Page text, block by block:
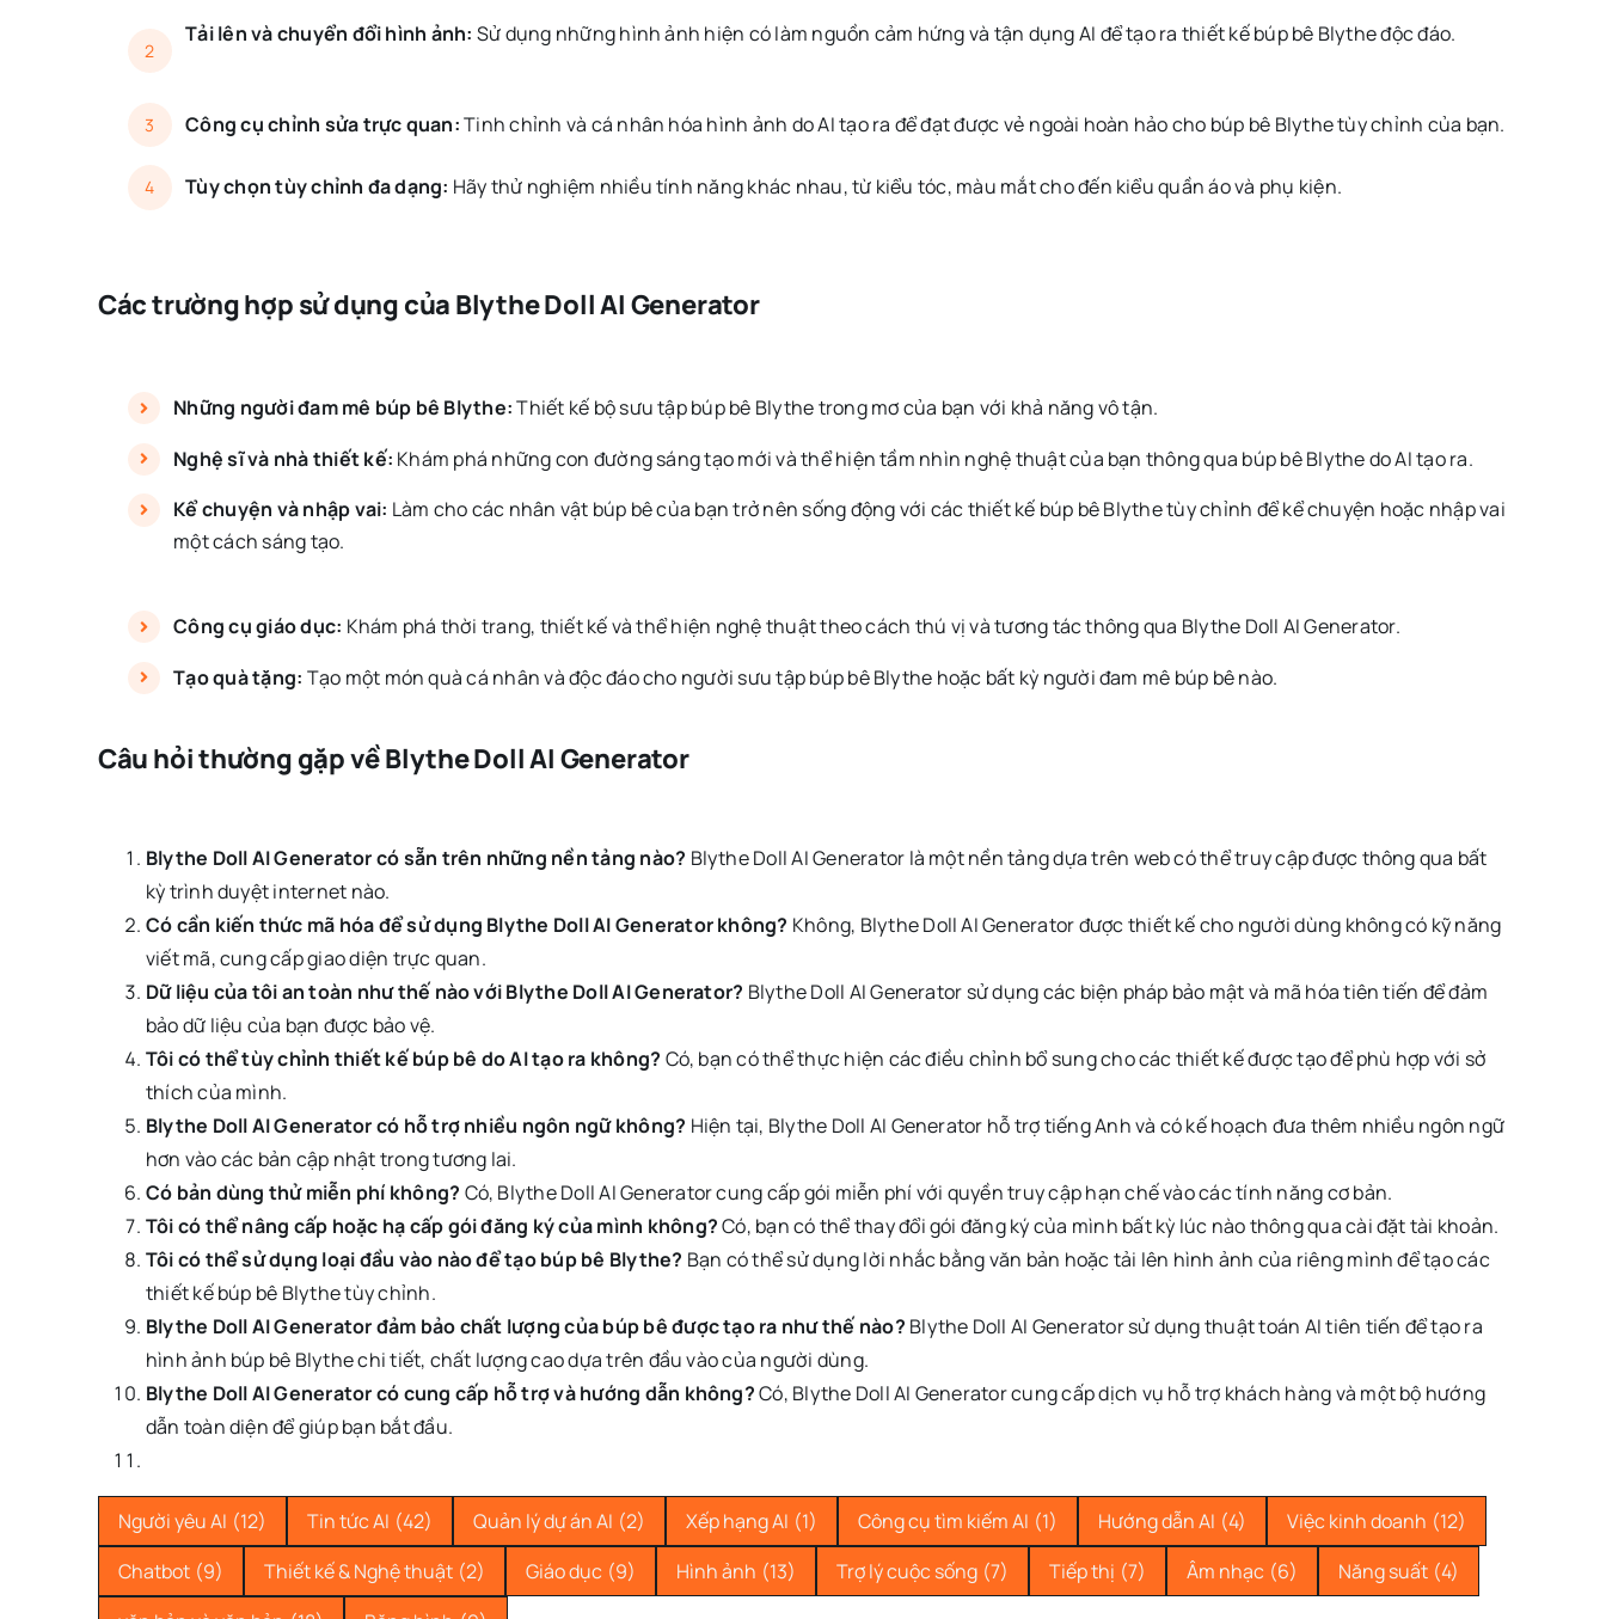
2
Tải lên và chuyển đổi hình ảnh: Sử dụng những hình ảnh hiện có làm nguồn cảm hứng và tận dụng AI để tạo ra thiết kế búp bê Blythe độc đáo.
3 Công cụ chỉnh sửa trực quan:Tinh chỉnh và cá nhân hóa hình ảnh do AI tạo ra để đạt được vẻ ngoài hoàn hảo cho búp bê Blythe tùy chỉnh của bạn.
4 Tùy chọn tùy chỉnh đa dạng: Hãy thử nghiệm nhiều tính năng khác nhau, từ kiểu tóc, màu mắt cho đến kiểu quần áo và phụ kiện.
Các trường hợp sử dụng của Blythe Doll AI Generator
Những người đam mê búp bê Blythe:Thiết kế bộ sưu tập búp bê Blythe trong mơ của bạn với khả năng vô tận.
Nghệ sĩ và nhà thiết kế: Khám phá những con đường sáng tạo mới và thể hiện tầm nhìn nghệ thuật của bạn thông qua búp bê Blythe do AI tạo ra.
Kể chuyện và nhập vai: Làm cho các nhân vật búp bê của bạn trở nên sống động với các thiết kế búp bê Blythe tùy chỉnh để kể chuyện hoặc nhập vai
một cách sáng tạo.
Công cụ giáo dục: Khám phá thời trang, thiết kế và thể hiện nghệ thuật theo cách thú vị và tương tác thông qua Blythe Doll AI Generator.
Tạo quà tặng: Tạo một món quà cá nhân và độc đáo cho người sưu tập búp bê Blythe hoặc bất kỳ người đam mê búp bê nào.
Câu hỏi thường gặp về Blythe Doll AI Generator
Blythe Doll AI Generator có sẵn trên những nền tảng nào? Blythe Doll AI Generator là một nền tảng dựa trên web có thể truy cập được thông qua bất
kỳ trình duyệt internet nào.
Có cần kiến thức mã hóa để sử dụng Blythe Doll AI Generator không? Không, Blythe Doll AI Generator được thiết kế cho người dùng không có kỹ năng
viết mã, cung cấp giao diện trực quan.
Dữ liệu của tôi an toàn như thế nào với Blythe Doll AI Generator? Blythe Doll AI Generator sử dụng các biện pháp bảo mật và mã hóa tiên tiến để đảm
bảo dữ liệu của bạn được bảo vệ.
Tôi có thể tùy chỉnh thiết kế búp bê do AI tạo ra không? Có, bạn có thể thực hiện các điều chỉnh bổ sung cho các thiết kế được tạo để phù hợp với sở
thích của mình.
Blythe Doll AI Generator có hỗ trợ nhiều ngôn ngữ không? Hiện tại, Blythe Doll AI Generator hỗ trợ tiếng Anh và có kế hoạch đưa thêm nhiều ngôn ngữ
hơn vào các bản cập nhật trong tương lai.
Có bản dùng thử miễn phí không? Có, Blythe Doll AI Generator cung cấp gói miễn phí với quyền truy cập hạn chế vào các tính năng cơ bản.
Tôi có thể nâng cấp hoặc hạ cấp gói đăng ký của mình không?Có, bạn có thể thay đổi gói đăng ký của mình bất kỳ lúc nào thông qua cài đặt tài khoản.
Tôi có thể sử dụng loại đầu vào nào để tạo búp bê Blythe? Bạn có thể sử dụng lời nhắc bằng văn bản hoặc tải lên hình ảnh của riêng mình để tạo các
thiết kế búp bê Blythe tùy chỉnh.
Blythe Doll AI Generator đảm bảo chất lượng của búp bê được tạo ra như thế nào? Blythe Doll AI Generator sử dụng thuật toán AI tiên tiến để tạo ra
hình ảnh búp bê Blythe chi tiết, chất lượng cao dựa trên đầu vào của người dùng.
Blythe Doll AI Generator có cung cấp hỗ trợ và hướng dẫn không?Có, Blythe Doll AI Generator cung cấp dịch vụ hỗ trợ khách hàng và một bộ hướng
dẫn toàn diện để giúp bạn bắt đầu.
Người yêu AI (12) Tin tức AI (42) Quản lý dự án AI (2) Xếp hạng AI (1) Công cụ tìm kiếm AI (1) Hướng dẫn AI (4) Việc kinh doanh (12)
Chatbot (9) Thiết kế & Nghệ thuật (2) Giáo dục (9) Hình ảnh (13) Trợ lý cuộc sống (7) Tiếp thị (7) Âm nhạc (6) Năng suất (4)